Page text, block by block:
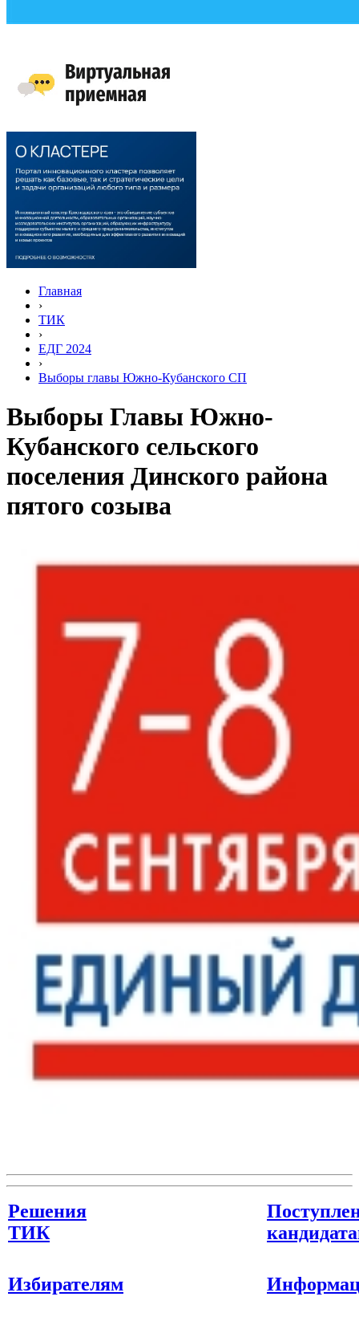
Главная
›
ТИК
›
ЕДГ 2024
›
Выборы главы Южно-Кубанского СП
Выборы Главы Южно-
Кубанского сельского
поселения Динского района
пятого созыва
Решения
ТИК
Избирателям